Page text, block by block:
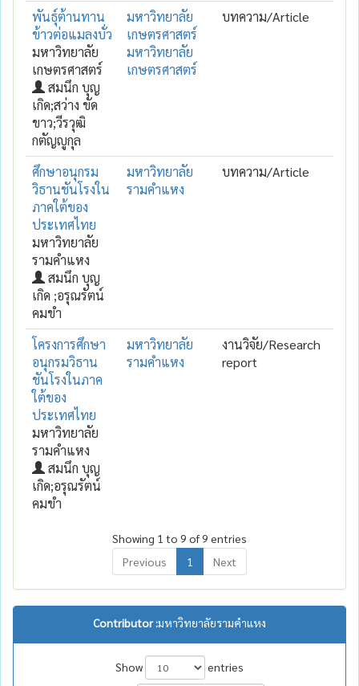
พันธุ์ต้านทาน
ข้าวต่อแมลงบั่ว
มหาวิทยาลัย
เกษตรศาสตร์
สมนึก บุญ
เกิด;สว่าง ขัด
ขาว;วีรวุฒิ
กตัญญูกุล
มหาวิทยาลัย
เกษตรศาสตร์
มหาวิทยาลัย
เกษตรศาสตร์
บทความ/Article
ศึกษาอนุกรม
วิธานชันโรงใน
ภาคใต้ของ
ประเทศไทย
มหาวิทยาลัย
รามคำแหง
สมนึก บุญ
เกิด ;อรุณรัตน์
คมขำ
มหาวิทยาลัย
รามคำแหง
บทความ/Article
โครงการศึกษา
อนุกรมวิธาน
ชันโรงในภาค
ใต้ของ
ประเทศไทย
มหาวิทยาลัย
รามคำแหง
สมนึก บุญ
เกิด;อรุณรัตน์
คมขำ
มหาวิทยาลัย
รามคำแหง
งานวิจัย/Research
report
Showing 1 to 9 of 9 entries
Previous
1 Next
Contributor :มหาวิทยาลัยรามคำแหง
Show
entries